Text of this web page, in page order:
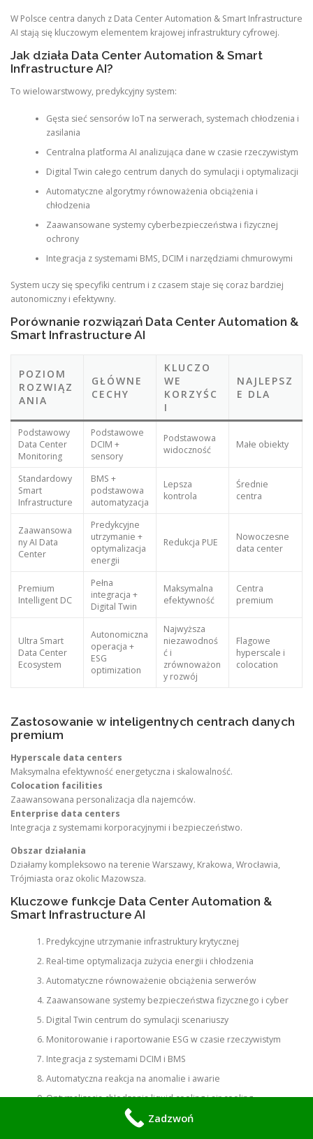
W Polsce centra danych z Data Center Automation & Smart Infrastructure
AI stają się kluczowym elementem krajowej infrastruktury cyfrowej.
Jak działa Data Center Automation & Smart
Infrastructure AI?
To wielowarstwowy, predykcyjny system:
Gęsta sieć sensorów IoT na serwerach, systemach chłodzenia i
zasilania
Centralna platforma AI analizująca dane w czasie rzeczywistym
Digital Twin całego centrum danych do symulacji i optymalizacji
Automatyczne algorytmy równoważenia obciążenia i
chłodzenia
Zaawansowane systemy cyberbezpieczeństwa i fizycznej
ochrony
Integracja z systemami BMS, DCIM i narzędziami chmurowymi
System uczy się specyfiki centrum i z czasem staje się coraz bardziej
autonomiczny i efektywny.
Porównanie rozwiązań Data Center Automation &
Smart Infrastructure AI
POZIOM
ROZWIĄZ
ANIA
GŁÓWNE
CECHY
KLUCZO
WE
KORZYŚC
I
NAJLEPSZ
E DLA
Podstawowy
Data Center
Monitoring
Podstawowe
DCIM +
sensory
Podstawowa
widoczność
Małe obiekty
Standardowy
Smart
Infrastructure
BMS +
podstawowa
automatyzacja
Lepsza
kontrola
Średnie
centra
Zaawansowa
ny AI Data
Center
Predykcyjne
utrzymanie +
optymalizacja
energii
Redukcja PUE
Nowoczesne
data center
Premium
Intelligent DC
Pełna
integracja +
Digital Twin
Maksymalna
efektywność
Centra
premium
Ultra Smart
Data Center
Ecosystem
Autonomiczna
operacja +
ESG
optimization
Najwyższa
niezawodnoś
ć i
zrównoważon
y rozwój
Flagowe
hyperscale i
colocation
Zastosowanie w inteligentnych centrach danych
premium
Hyperscale data centers
Maksymalna efektywność energetyczna i skalowalność.
Colocation facilities
Zaawansowana personalizacja dla najemców.
Enterprise data centers
Integracja z systemami korporacyjnymi i bezpieczeństwo.
Obszar działania
Działamy kompleksowo na terenie Warszawy, Krakowa, Wrocławia,
Trójmiasta oraz okolic Mazowsza.
Kluczowe funkcje Data Center Automation &
Smart Infrastructure AI
Predykcyjne utrzymanie infrastruktury krytycznej
Real-time optymalizacja zużycia energii i chłodzenia
Automatyczne równoważenie obciążenia serwerów
Zaawansowane systemy bezpieczeństwa fizycznego i cyber
Digital Twin centrum do symulacji scenariuszy
Monitorowanie i raportowanie ESG w czasie rzeczywistym
Integracja z systemami DCIM i BMS
Automatyczna reakcja na anomalie i awarie
Optymalizacja chłodzenia liquid cooling i air cooling
Predykcyjne planowanie rozbudowy mocy obliczeniowej
Zadzwoń